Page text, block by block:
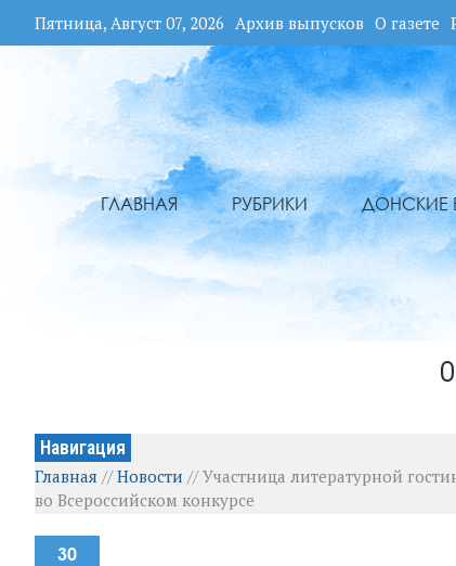
Пятница, Август 07, 2026 Архив выпусков О газете
ГЛАВНАЯ РУБРИКИ ДОНСКИЕ
Навигация
Главная //Новости //Участница литературной
во Всероссийском конкурсе
30